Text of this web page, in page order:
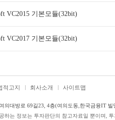
VC2015 기본모듈(32bit)
VC2017 기본모듈(32bit)
적고지 회사소개 사이트맵
의대방로 69길23, 4층(여의도동,한국금융IT 빌
하는 정보는 투자판단의 참고자료일 뿐이며,